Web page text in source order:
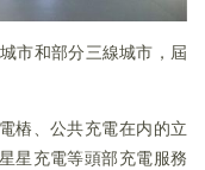
市和部分三線城市，屆
樁、公共充電在内的立
星充電等頭部充電服務